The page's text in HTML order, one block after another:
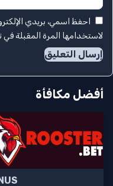
احفظ اسمي، بريدي
لاستخدامها المرة المقبلة في
أفضل مكافأة